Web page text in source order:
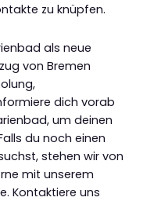
zu knüpfen.
als neue
von Bremen
dich vorab
um deinen
du noch einen
stehen wir von
mit unserem
Kontaktiere uns